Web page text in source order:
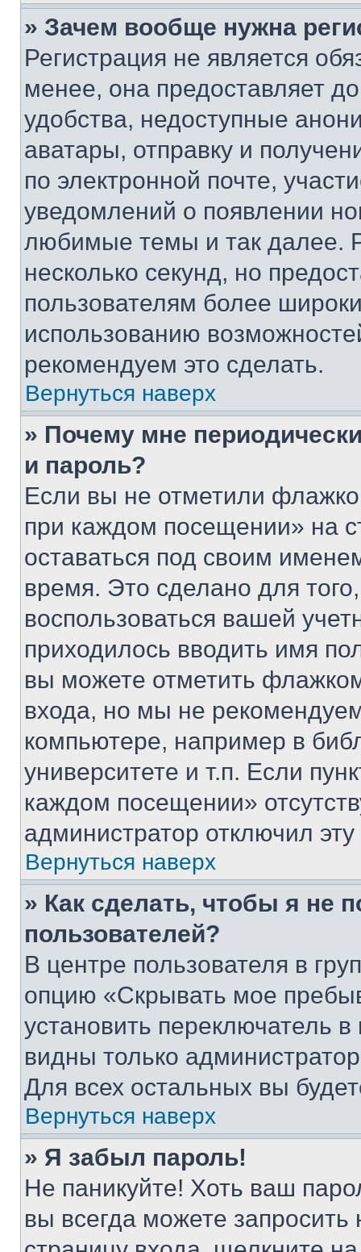
» Зачем вообще нужна
Регистрация не является
менее, она предоставляет
удобства, недоступные
аватары, отправку и
по электронной почте,
уведомлений о появлении
любимые темы и так далее.
несколько секунд, но
пользователям более
использованию
рекомендуем это сделать.
Вернуться наверх
» Почему мне
и пароль?
Если вы не отметили
при каждом посещении» на
оставаться под своим
время. Это сделано для
воспользоваться вашей
приходилось вводить имя
вы можете отметить
входа, но мы не
компьютере, например в
университете и т.п. Если
каждом посещении»
администратор отключил
Вернуться наверх
» Как сделать, чтобы я не
пользователей?
В центре пользователя в
опцию «Скрывать мое
установить переключатель
видны только
Для всех остальных вы
Вернуться наверх
» Я забыл пароль!
Не паникуйте! Хоть ваш
вы всегда можете